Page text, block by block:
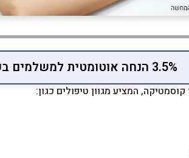
3.5% הנחה אוטומטית למשלמים בכרטיס המועדון